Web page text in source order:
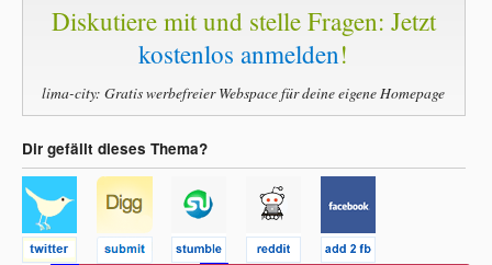
Diskutiere mit und stelle Fragen: Jetzt
kostenlos anmelden!
lima-city: Gratis werbefreier Webspace für deine eigene Homepage
Dir gefällt dieses Thema?